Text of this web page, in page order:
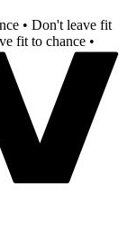
• Don't leave fit
fit to chance •